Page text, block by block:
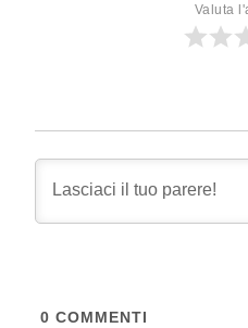
Valuta
0 COMMENTI